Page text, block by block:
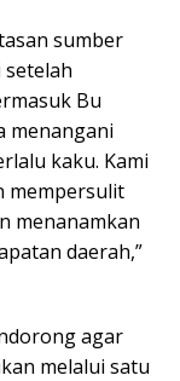
sumber
setelah
Bu
menangani
kaku. Kami
mempersulit
menanamkan
daerah,”
agar
melalui satu